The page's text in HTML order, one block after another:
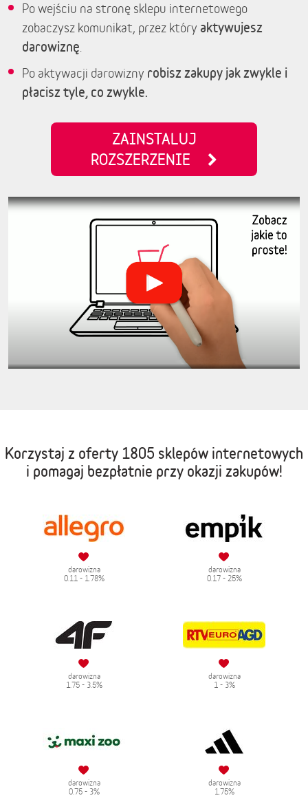
Po wejściu na stronę sklepu internetowego
zobaczysz komunikat, przez który aktywujesz
darowiznę
Po aktywacji darowizny robisz zakupy jak zwykle i
płacisz tyle, co zwykle.
ZAINSTALUJ
ROZSZERZENIE
Korzystaj z oferty 1805 sklepów internetowych
i pomagaj bezpłatnie przy okazji zakupów!
darowizna
0.11 - 1.78%
darowizna
0.17 - 25%
darowizna
1.75 - 3.5%
darowizna
1 - 3%
darowizna
0.75 - 3%
darowizna
1.75%